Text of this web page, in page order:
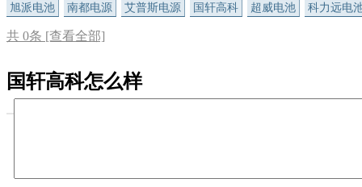
旭派电池 南都电源 艾普斯电源 国轩高科 超威电池 科力远电
共 0条 [查看全部]
国轩高科怎么样